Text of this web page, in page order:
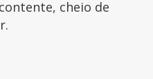
cheio de